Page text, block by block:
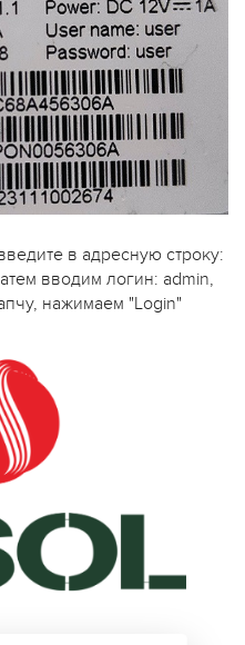
в адресную строку:
вводим логин: admin,
нажимаем "Login"